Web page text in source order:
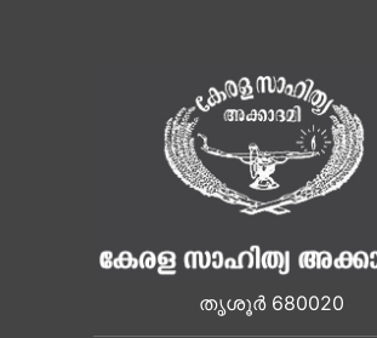
തൃശൂർ 680020